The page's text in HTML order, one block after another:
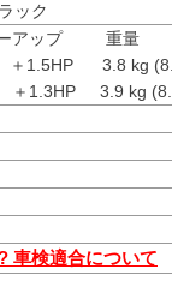
ック
＋1.5HP      3.8 kg
車検適合について